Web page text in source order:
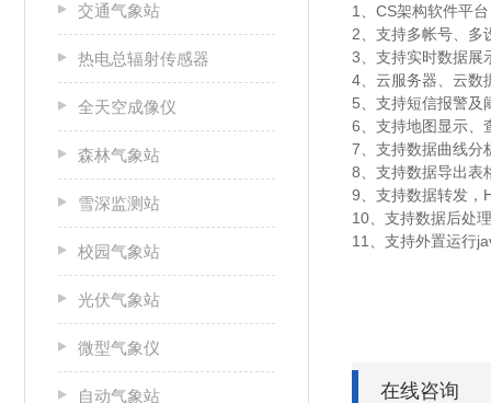
交通气象站
热电总辐射传感器
全天空成像仪
森林气象站
雪深监测站
校园气象站
光伏气象站
微型气象仪
自动气象站
1、CS架构软件平
2、支持多帐号、多
3、支持实时数据展
4、云服务器、云数
5、支持短信报警及
6、支持地图显示、
7、支持数据曲线分
8、支持数据导出表
9、支持数据转发，
10、支持数据后处
11、支持外置运行
在线咨询